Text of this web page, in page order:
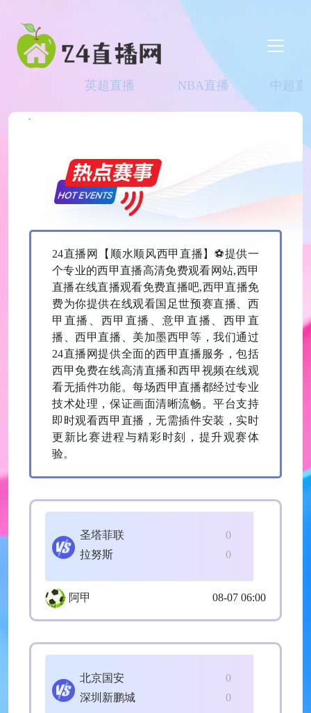
英超直播 NBA直播 中超直
24直播网【‌顺水顺风西甲直播】⚽提供一
个专业的西甲直播高清免费观看网站,西甲
直播在线直播观看免费直播吧,西甲直播免
费为你提供在线观看国足世预赛直播、西
甲直播、西甲直播、意甲直播、西甲直
播、西甲直播、美加墨西甲等，我们通过
24直播网提供全面的西甲直播服务，包括
西甲免费在线高清直播和西甲视频在线观
看无插件功能。每场西甲直播都经过专业
技术处理，保证画面清晰流畅。平台支持
即时观看西甲直播，无需插件安装，实时
更新比赛进程与精彩时刻，提升观赛体
验。
0
圣塔菲联
0
拉努斯
阿甲 08-07 06:00
0
北京国安
0
深圳新鹏城